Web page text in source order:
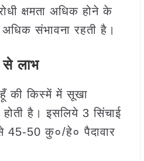
क्षमता अधिक होने के
संभावना रहती है।
से लाभ
की किस्में में सूखा
होती है। इसलिये 3 सिंचाई
45-50 कु०/हे० पैदावार